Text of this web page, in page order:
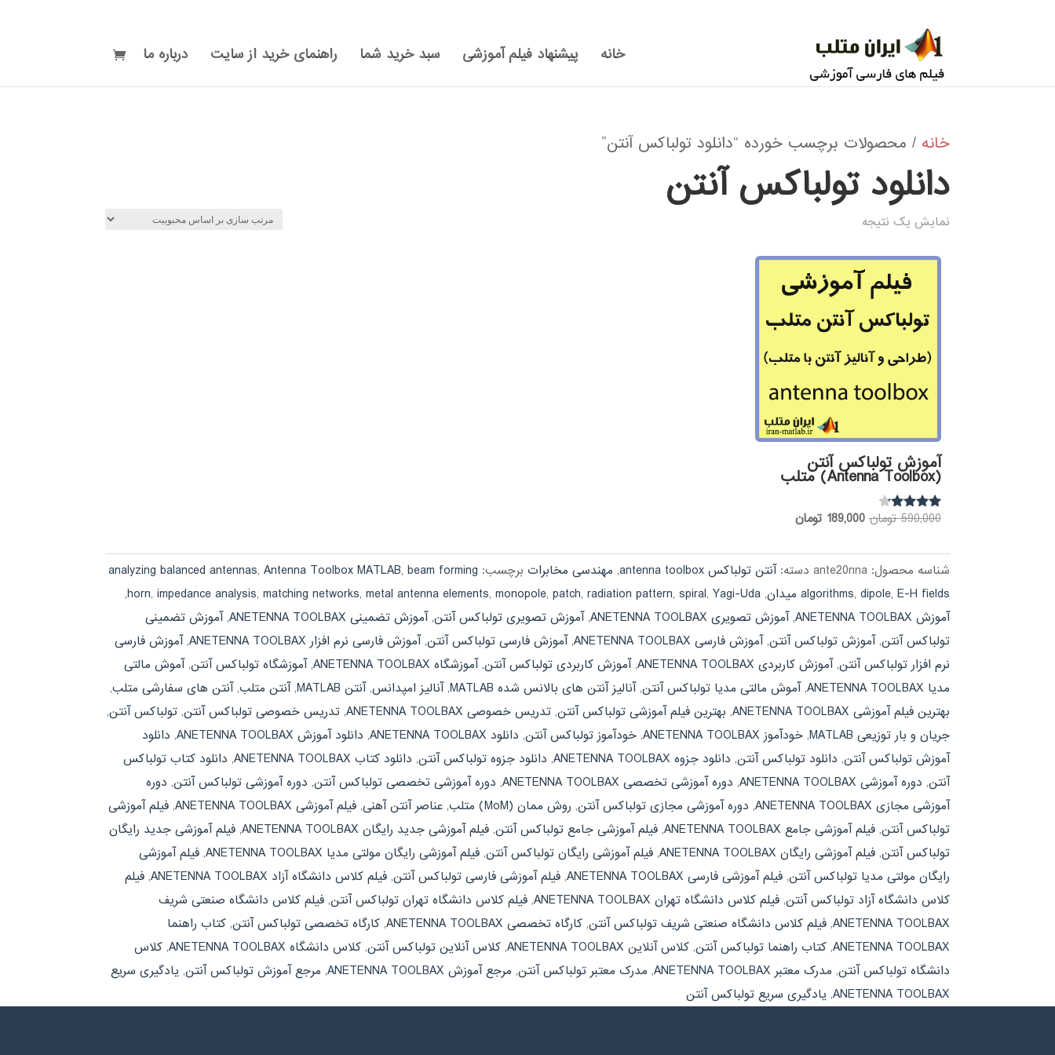
خانه پیشنهاد فیلم آموزشی سبد خرید شما راهنمای خرید از سایت درباره ما
خانه / محصولات برچسب خورده “دانلود تولباکس آنتن”
دانلود تولباکس آنتن
نمایش یک نتیجه
آموزش تولباکس آنتن
(Antenna Toolbox) متلب
نمره
590,000 تومان قیمت
590,000 تومان
بود.
189,000 تومان
189,000 تومان.
شناسه محصول:ante20nna دسته:آنتن تولباکس antenna toolbox , مهندسی مخابرات برچسب: analyzing balanced antennas, Antenna Toolbox MATLAB, beam forming
algorithms, dipole, E-H fields میدان ,
horn, impedance analysis, matching networks, metal antenna elements, monopole, patch, radiation pattern, spiral, Yagi-Uda
,
آموزش ANETENNA TOOLBAX
,آموزش تصویری ANETENNA TOOLBAX ,آموزش تصویری تولباکس آنتن,آموزش تضمینی ANETENNA TOOLBAX ,آموزش تضمینی
تولباکس آنتن,آموزش تولباکس آنتن,آموزش فارسی ANETENNA TOOLBAX ,آموزش فارسی تولباکس آنتن,آموزش فارسی نرم افزار ANETENNA TOOLBAX ,آموزش فارسی
نرم افزار تولباکس آنتن,آموزش کاربردی ANETENNA TOOLBAX ,آموزش کاربردی تولباکس آنتن,آموزشگاه ANETENNA TOOLBAX ,آموزشگاه تولباکس آنتن,آموش مالتی
مدیا ANETENNA TOOLBAX
,آموش مالتی مدیا تولباکس آنتن,آنالیز آنتن های بالانس شده MATLAB ,آنالیز امپدانس,آنتن MATLAB ,آنتن متلب,آنتن های سفارشی متلب,
بهترین فیلم آموزشی ANETENNA TOOLBAX
, بهترین فیلم آموزشی تولباکس آنتن,تدریس خصوصی ANETENNA TOOLBAX ,تدریس خصوصی تولباکس آنتن,تولباکس آنتن,
جریان و بار توزیعی MATLAB
,خودآموز ANETENNA TOOLBAX ,خودآموز تولباکس آنتن, دانلود ANETENNA TOOLBAX , دانلود آموزش ANETENNA TOOLBAX , دانلود
آموزش تولباکس آنتن, دانلود تولباکس آنتن, دانلود جزوه ANETENNA TOOLBAX , دانلود جزوه تولباکس آنتن, دانلود کتاب ANETENNA TOOLBAX , دانلود کتاب تولباکس
آنتن, دوره آموزشی ANETENNA TOOLBAX , دوره آموزشی تخصصی ANETENNA TOOLBAX , دوره آموزشی تخصصی تولباکس آنتن, دوره آموزشی تولباکس آنتن, دوره
آموزشی مجازی ANETENNA TOOLBAX
, دوره آموزشی مجازی تولباکس آنتن, روش ممان (MoM) متلب ,عناصر آنتن آهنی,فیلم آموزشی ANETENNA TOOLBAX ,فیلم آموزشی
تولباکس آنتن,فیلم آموزشی جامع ANETENNA TOOLBAX ,فیلم آموزشی جامع تولباکس آنتن,فیلم آموزشی جدید رایگان ANETENNA TOOLBAX ,فیلم آموزشی جدید رایگان
تولباکس آنتن,فیلم آموزشی رایگان ANETENNA TOOLBAX ,فیلم آموزشی رایگان تولباکس آنتن,فیلم آموزشی رایگان مولتی مدیا ANETENNA TOOLBAX ,فیلم آموزشی
رایگان مولتی مدیا تولباکس آنتن,فیلم آموزشی فارسی ANETENNA TOOLBAX ,فیلم آموزشی فارسی تولباکس آنتن,فیلم کلاس دانشگاه آزاد ANETENNA TOOLBAX ,فیلم
کلاس دانشگاه آزاد تولباکس آنتن,فیلم کلاس دانشگاه تهران ANETENNA TOOLBAX ,فیلم کلاس دانشگاه تهران تولباکس آنتن,فیلم کلاس دانشگاه صنعتی شریف
ANETENNA TOOLBAX
,فیلم کلاس دانشگاه صنعتی شریف تولباکس آنتن,کارگاه تخصصی ANETENNA TOOLBAX ,کارگاه تخصصی تولباکس آنتن,کتاب راهنما
ANETENNA TOOLBAX
,کتاب راهنما تولباکس آنتن,کلاس آنلاین ANETENNA TOOLBAX ,کلاس آنلاین تولباکس آنتن,کلاس دانشگاه ANETENNA TOOLBAX ,کلاس
دانشگاه تولباکس آنتن, مدرک معتبر ANETENNA TOOLBAX , مدرک معتبر تولباکس آنتن, مرجع آموزش ANETENNA TOOLBAX , مرجع آموزش تولباکس آنتن, یادگیری سریع
ANETENNA TOOLBAX
, یادگیری سریع تولباکس آنتن